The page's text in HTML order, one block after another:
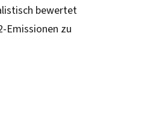
bewertet
Emissionen zu